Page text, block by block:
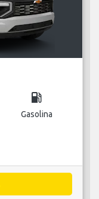
local_gas_station
Gasolina